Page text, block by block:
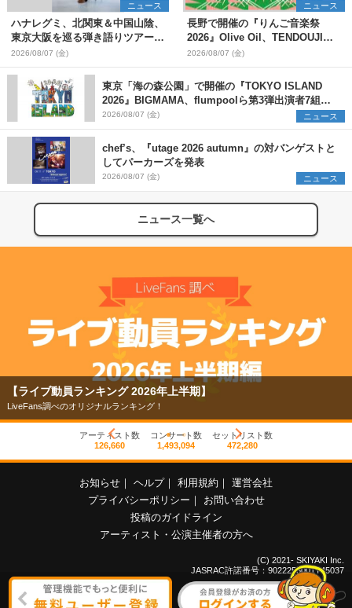
ニュース
ハナレグミ、北関東＆中国山陰、
東京大阪を巡る弾き語りツアー10
月より開催決定
2026/08/07 (金)
ニュース
長野で開催の『りんご音楽祭
2026』Olive Oil、TENDOUJIら
第11弾出演アーティスト（16組）
を発表
2026/08/07 (金)
東京「海の森公園」で開催の『TOKYO ISLAND
2026』BIGMAMA、flumpoolら第3弾出演者7組を
発表 ワークショップ・アート出展者を募集
2026/08/07 (金) ニュース
chef’s、『utage 2026 autumn』の対バンゲストと
してパーカーズを発表
2026/08/07 (金) ニュース
ニュース一覧へ
【ライブ動員ランキング 2026年上半期】
LiveFans調べのオリジナルランキング！
アーティスト数
126,660
コンサート数
1,493,094
セットリスト数
472,280
お知らせ ヘルプ 利用規約
運営会社
プライバシーポリシー
お問い合わせ
投稿のガイドライン
アーティスト・公演主催者の方へ
(C) 2021- SKIYAKI Inc.
JASRAC許諾番号：9022255001Y45037